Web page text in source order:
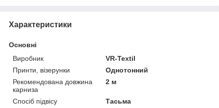
Характеристики
Основні
Виробник
VR-Textil
Принти, візерунки
Однотонний
Рекомендована довжина
карниза
2 м
Спосіб підвісу
Тасьма